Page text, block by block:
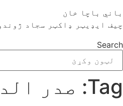
باني باچا خان
چيف ايډيټر ډاکټر سجاد
Search
Tag: صدر